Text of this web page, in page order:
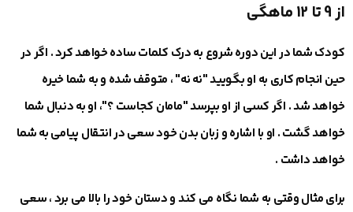
از 9 تا 12 ماهگی
کودک شما در این دوره شروع به درک کلمات ساده خواهد کرد . اگر در
حین انجام کاری به او بگویید "نه نه" ، متوقف شده و به شما خیره
خواهد شد . اگر کسی از او بپرسد "مامان کجاست ؟"، او به دنبال شما
خواهد گشت . او با اشاره و زبان بدن خود سعی در انتقال پیامی به شما
خواهد داشت .
برای مثال وقتی به شما نگاه می‎ کند و دستان خود را بالا می ‎برد ، سعی